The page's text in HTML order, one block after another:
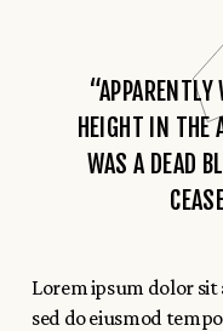
“APPARENTLY
HEIGHT IN THE
WAS A DEAD
Lorem ipsum dolor
sed do eiusmod